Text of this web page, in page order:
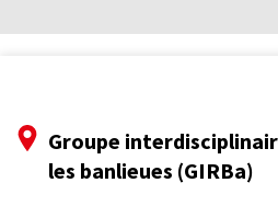
Groupe
les banlieues (GIRBa)